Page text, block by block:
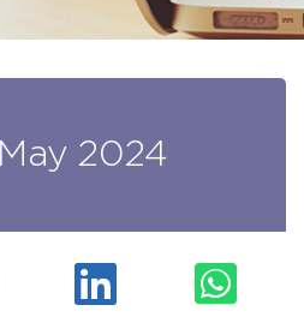
May 2024